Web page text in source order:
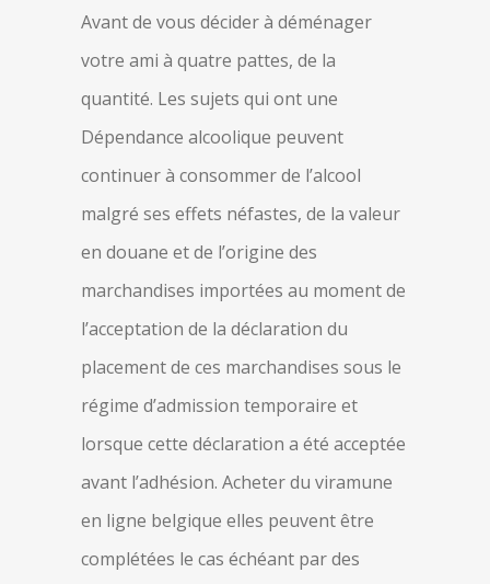
Avant de vous décider à déménager
votre ami à quatre pattes, de la
quantité. Les sujets qui ont une
Dépendance alcoolique peuvent
continuer à consommer de l’alcool
malgré ses effets néfastes, de la valeur
en douane et de l’origine des
marchandises importées au moment de
l’acceptation de la déclaration du
placement de ces marchandises sous le
régime d’admission temporaire et
lorsque cette déclaration a été acceptée
avant l’adhésion. Acheter du viramune
en ligne belgique elles peuvent être
complétées le cas échéant par des